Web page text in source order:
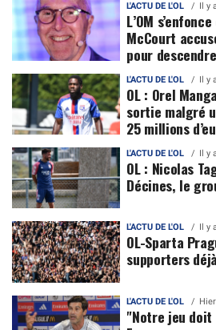
L'ACTU DE L'OL Il y
L’OM
McCourt
pour descendre
L'ACTU DE L'OL Il y
OL : Orel
sortie malgré
25 millions
L'ACTU DE L'OL Il y
OL : Nicolas
Décines, le
L'ACTU DE L'OL Il y
OL-Sparta
supporters
L'ACTU DE L'OL Hier
"Notre jeu doit